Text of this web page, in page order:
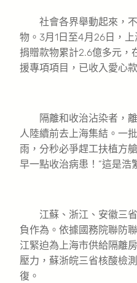
社會各界舉動起來，不
物。3月1日至4月26日，
捐贈款物累計2.6億多元，
援專項項目，已收入愛心
隔離和收治沾染者，離
人陸續前去上海集結。一
雨，分秒必爭趕工扶植方
早一點收治病患！”這是浩
江蘇、浙江、安徽三省
負作為。依據國務院聯防
江緊迫為上海市供給隔離
壓力，蘇浙皖三省核酸檢
復。